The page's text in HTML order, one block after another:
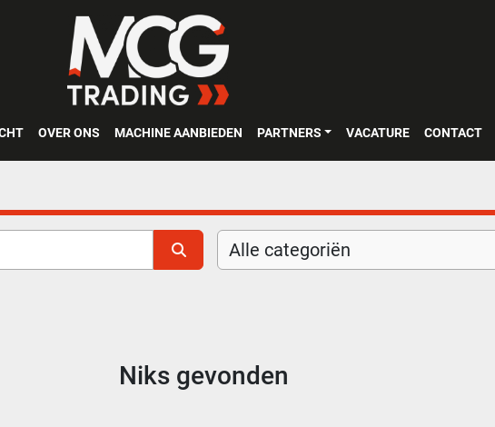
OVER ONS MACHINE AANBIEDEN PARTNERS VACATURE CONTACT
Alle categoriën
Niks gevonden